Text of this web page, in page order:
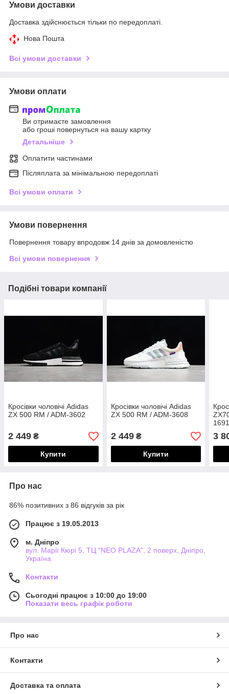
Умови доставки
Доставка здійснюється тільки по передоплаті.
Нова Пошта
Всі умови доставки
Умови оплати
Ви отримаєте замовлення
або гроші повернуться на вашу картку
Детальніше
Оплатити частинами
Післяплата за мінімальною передоплаті
Всі умови оплати
Умови повернення
Повернення товару впродовж 14 днів за домовленістю
Всі умови повернення
Подібні товари компанії
Кросівки чоловічі Adidas
ZX 500 RM / ADM-3602
2 449 ₴
Купити
Кросівки чоловічі Adidas
ZX 500 RM / ADM-3608
2 449₴
Купити
3
Про нас
86% позитивних з 86 відгуків за рік
Працює з 19.05.2013
м. Дніпро
вул. Марії Кюрі 5, ТЦ "NEO PLAZA", 2 поверх, Дніпро,
Україна
Контакти
Сьогодні працює з 10:00 до 19:00
Показати весь графік роботи
Про нас
Контакти
Доставка та оплата